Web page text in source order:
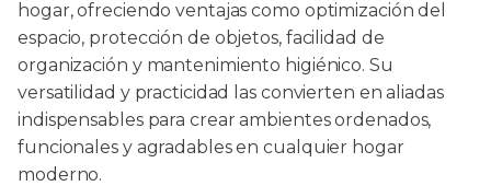
hogar, ofreciendo ventajas como optimización del
espacio, protección de objetos, facilidad de
organización y mantenimiento higiénico. Su
versatilidad y practicidad las convierten en aliadas
indispensables para crear ambientes ordenados,
funcionales y agradables en cualquier hogar
moderno.